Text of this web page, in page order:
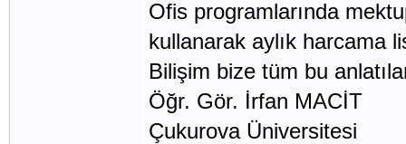
Ofis programlarında
kullanarak aylık harcama
Bilişim bize tüm bu
Öğr. Gör. İrfan MACİT
Çukurova Üniversitesi